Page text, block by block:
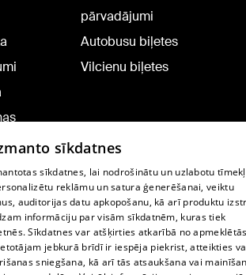
pārvadājumi
Autobusu biļetes
Vilcienu biļetes
sīkdatnes
sīkdatnes, lai nodrošinātu un uzlabotu
reklāmu un satura ģenerēšanai, veiktu
auditorijas datu apkopošanu, kā arī produktu
informāciju par visām sīkdatnēm, kuras tiek
Sīkdatnes var atšķirties atkarībā no
jebkurā brīdī ir iespēja piekrist, atteikties
sniegšana, kā arī tās atsaukšana vai